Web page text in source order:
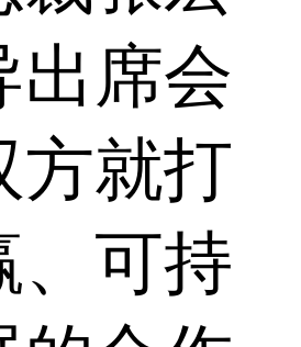
出席会
方就打
、可持